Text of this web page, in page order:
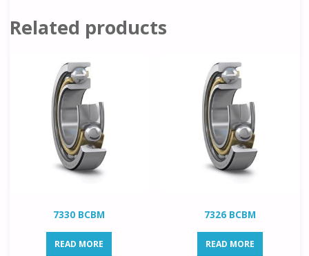
Related products
7330 BCBM
READ MORE
7326 BCBM
READ MORE